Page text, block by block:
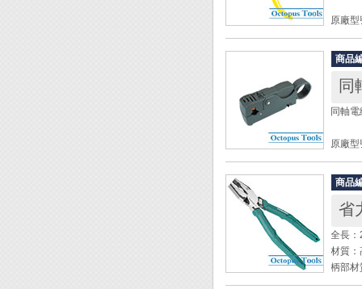
原廠
全長
商品
同
同軸
原廠
長度
規格
RG-
商品
省
全長
材質
柄部
切斷